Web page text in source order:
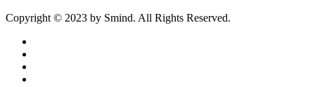
Copyright © 2023 by Smind. All Rights Reserved.